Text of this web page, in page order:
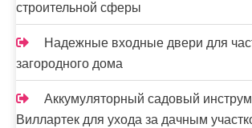
строительной сферы
Надежные входные двери для
загородного дома
Аккумуляторный садовый
Виллартек для ухода за дачным